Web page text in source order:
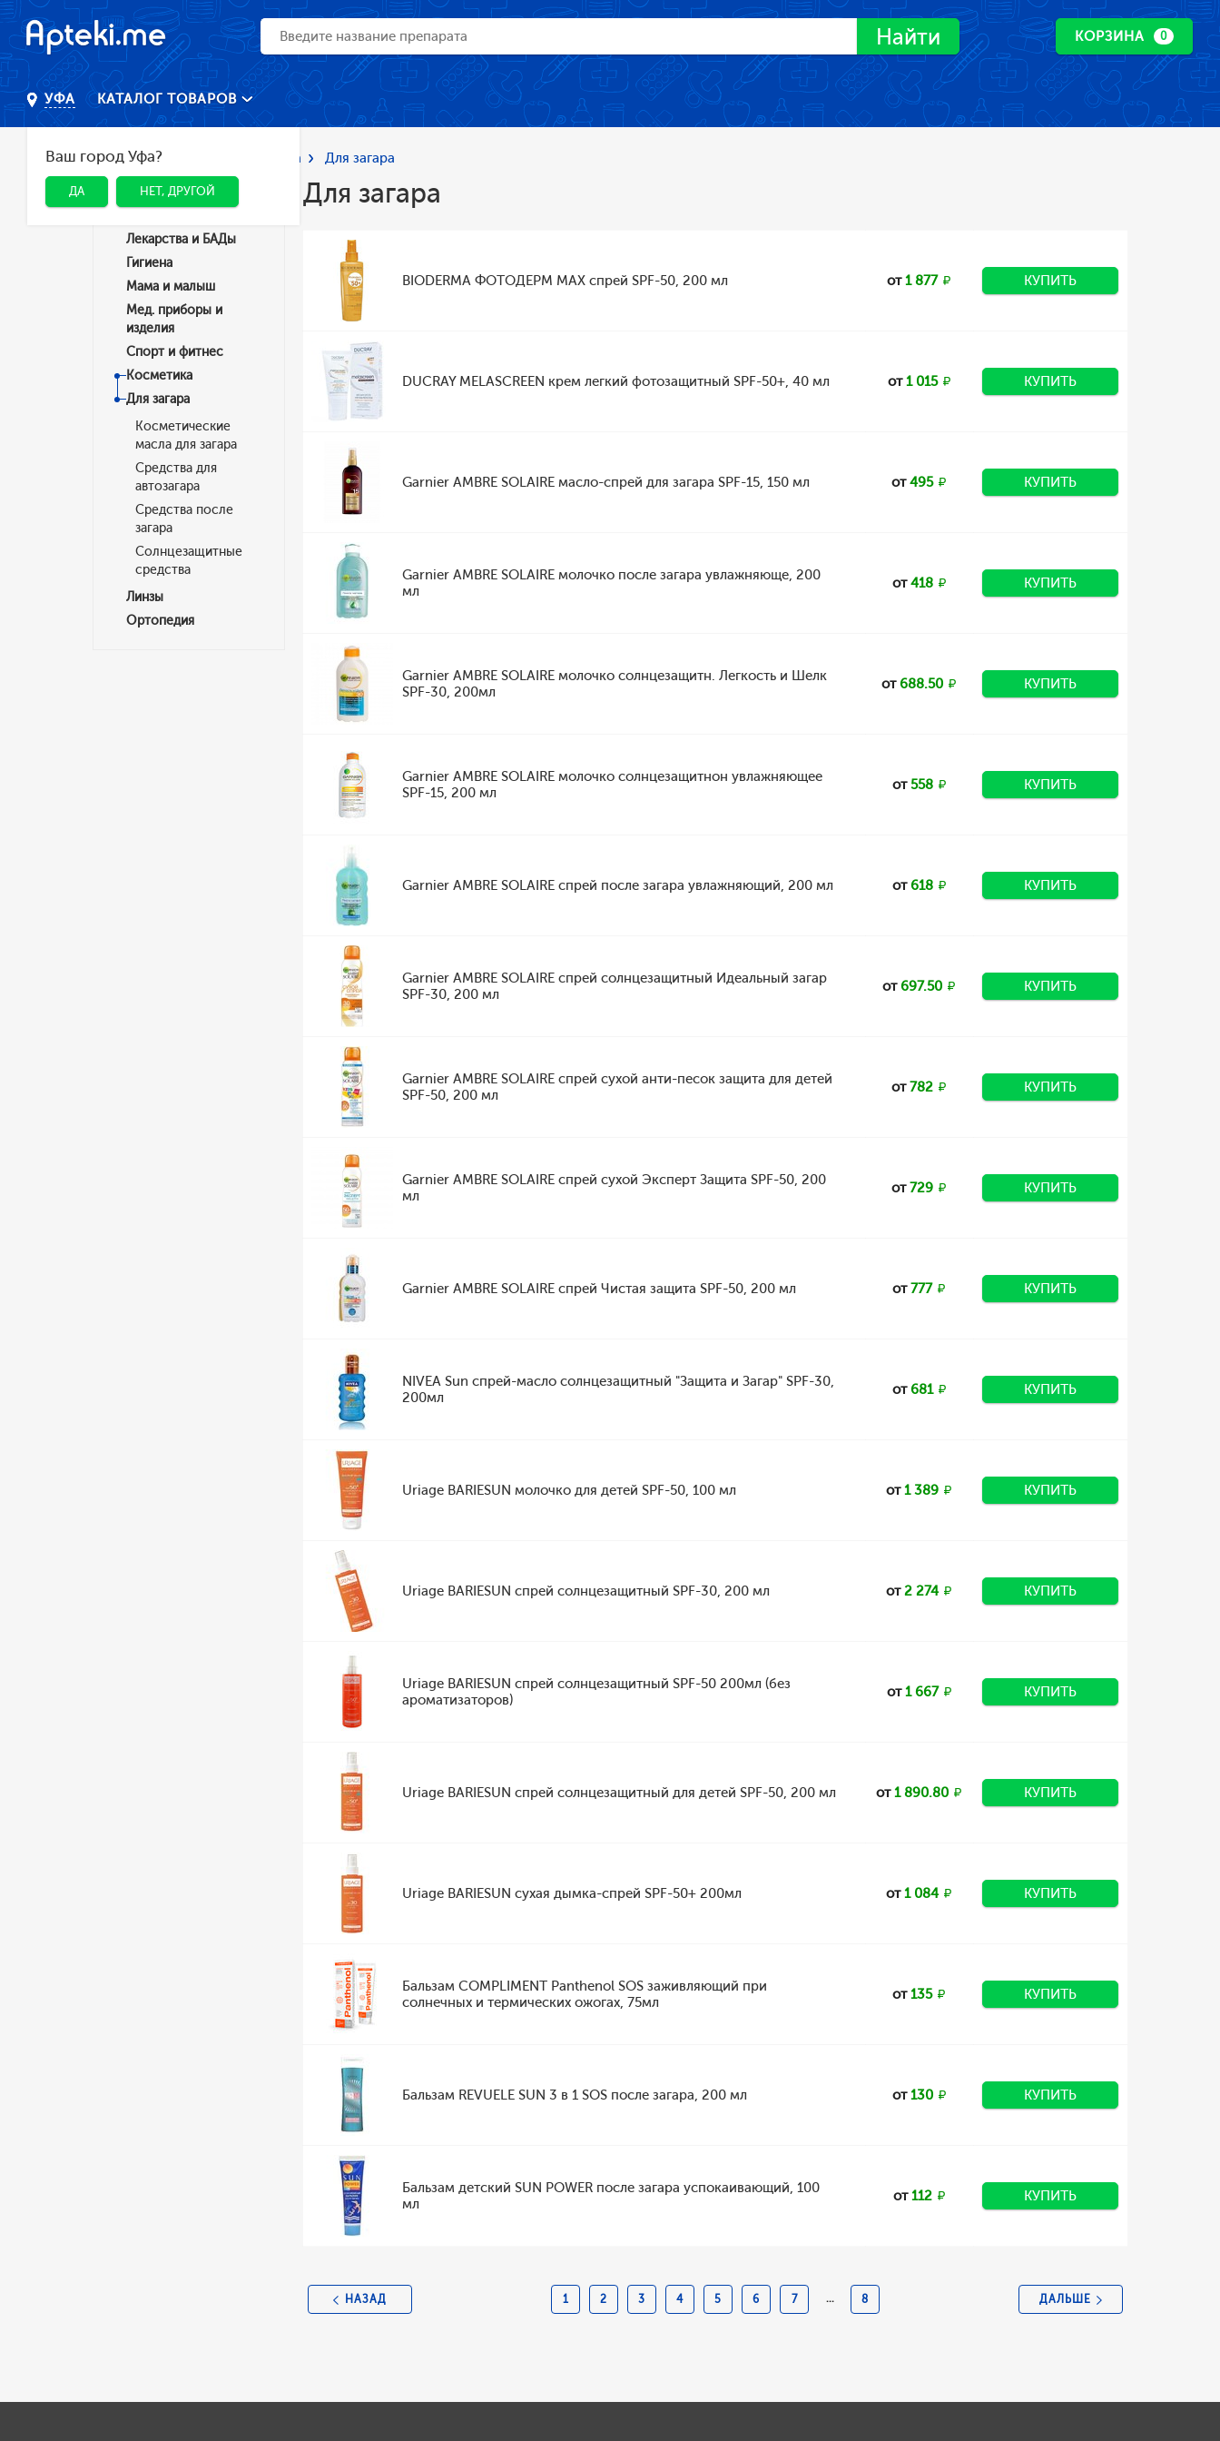
Найти КОРЗИНА 0
УФА
Ваш город Уфа?
ДА НЕТ, ДРУГОЙ
КАТАЛОГ ТОВАРОВ
Главная Каталог Косметика Для загара
Категории
Лекарства и БАДы
Гигиена
Мама и малыш
Мед. приборы и
изделия
Спорт и фитнес
Косметика
Для загара
Косметические
масла для загара
Средства для
автозагара
Средства после
загара
Солнцезащитные
средства
Линзы
Ортопедия
Для загара
BIODERMA ФОТОДЕРМ MAХ спрей SPF-50, 200 мл от1 877 КУПИТЬ
DUCRAY MELASCREEN крем легкий фотозащитный SPF-50+, 40 мл от1 015 КУПИТЬ
Garnier AMBRE SOLAIRE масло-спрей для загара SPF-15, 150 мл от495 КУПИТЬ
Garnier AMBRE SOLAIRE молочко после загара увлажняюще, 200
мл
от418 КУПИТЬ
Garnier AMBRE SOLAIRE молочко солнцезащитн. Легкость и Шелк
SPF-30, 200мл
от688.50 КУПИТЬ
Garnier AMBRE SOLAIRE молочко солнцезащитнон увлажняющее
SPF-15, 200 мл
от558 КУПИТЬ
Garnier AMBRE SOLAIRE спрей после загара увлажняющий, 200 мл от618 КУПИТЬ
Garnier AMBRE SOLAIRE спрей солнцезащитный Идеальный загар
SPF-30, 200 мл
от697.50 КУПИТЬ
Garnier AMBRE SOLAIRE спрей сухой анти-песок защита для детей
SPF-50, 200 мл
от782 КУПИТЬ
Garnier AMBRE SOLAIRE спрей сухой Эксперт Защита SPF-50, 200
мл
от729 КУПИТЬ
Garnier AMBRE SOLAIRE спрей Чистая защита SPF-50, 200 мл от777 КУПИТЬ
NIVEA Sun спрей-масло солнцезащитный "Защита и Загар" SPF-30,
200мл
от681 КУПИТЬ
Uriage BARIESUN молочко для детей SPF-50, 100 мл от1 389 КУПИТЬ
Uriage BARIESUN спрей солнцезащитный SPF-30, 200 мл от2 274 КУПИТЬ
Uriage BARIESUN спрей солнцезащитный SPF-50 200мл (без
ароматизаторов)
от1 667 КУПИТЬ
Uriage BARIESUN спрей солнцезащитный для детей SPF-50, 200 мл от1 890.80 КУПИТЬ
Uriage BARIESUN сухая дымка-спрей SPF-50+ 200мл от1 084 КУПИТЬ
Бальзам COMPLIMENT Panthenol SOS заживляющий при
солнечных и термических ожогах, 75мл
от135 КУПИТЬ
Бальзам REVUELE SUN 3 в 1 SOS после загара, 200 мл от130 КУПИТЬ
Бальзам детский SUN POWER после загара успокаивающий, 100
мл
от112 КУПИТЬ
НАЗАД 1 2 3 4 5 6 7 ... 8 ДАЛЬШЕ